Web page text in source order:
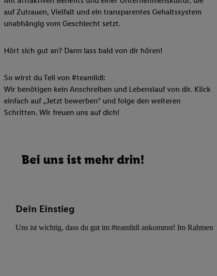
auf Zutrauen, Vielfalt und ein transparentes Gehaltssystem
unabhängig vom Geschlecht setzt.
Hört sich gut an? Dann lass bald von dir hören!
So wirst du Teil von #teamlidl:
Wir benötigen kein Anschreiben und Lebenslauf von dir. Klick
einfach auf „Jetzt bewerben“ und folge den weiteren
Schritten. Wir freuen uns auf dich!
Bei uns ist mehr drin!
Dein Einstieg
Uns ist wichtig, dass du gut im #teamlidl ankommst! Im Rahmen